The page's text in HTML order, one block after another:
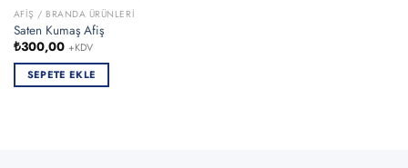
AFIŞ / BRANDA ÜRÜNLERI
Saten Kumaş Afiş
₺300,00 +KDV
SEPETE EKLE